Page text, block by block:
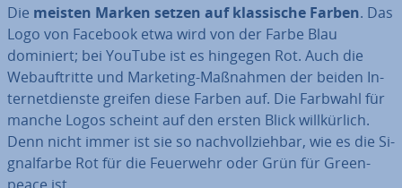
Die meisten Marken setzen auf klas­si­sche Farben. Das
Logo von Facebook etwa wird von der Farbe Blau
dominiert; bei YouTube ist es hingegen Rot. Auch die
Web­auf­trit­te und Marketing-Maßnahmen der beiden In­
ter­net­diens­te greifen diese Farben auf. Die Farbwahl für
manche Logos scheint auf den ersten Blick will­kür­lich.
Denn nicht immer ist sie so nach­voll­zieh­bar, wie es die Si­
gnal­far­be Rot für die Feuerwehr oder Grün für Green­